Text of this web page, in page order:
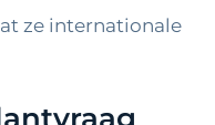
ze internationale